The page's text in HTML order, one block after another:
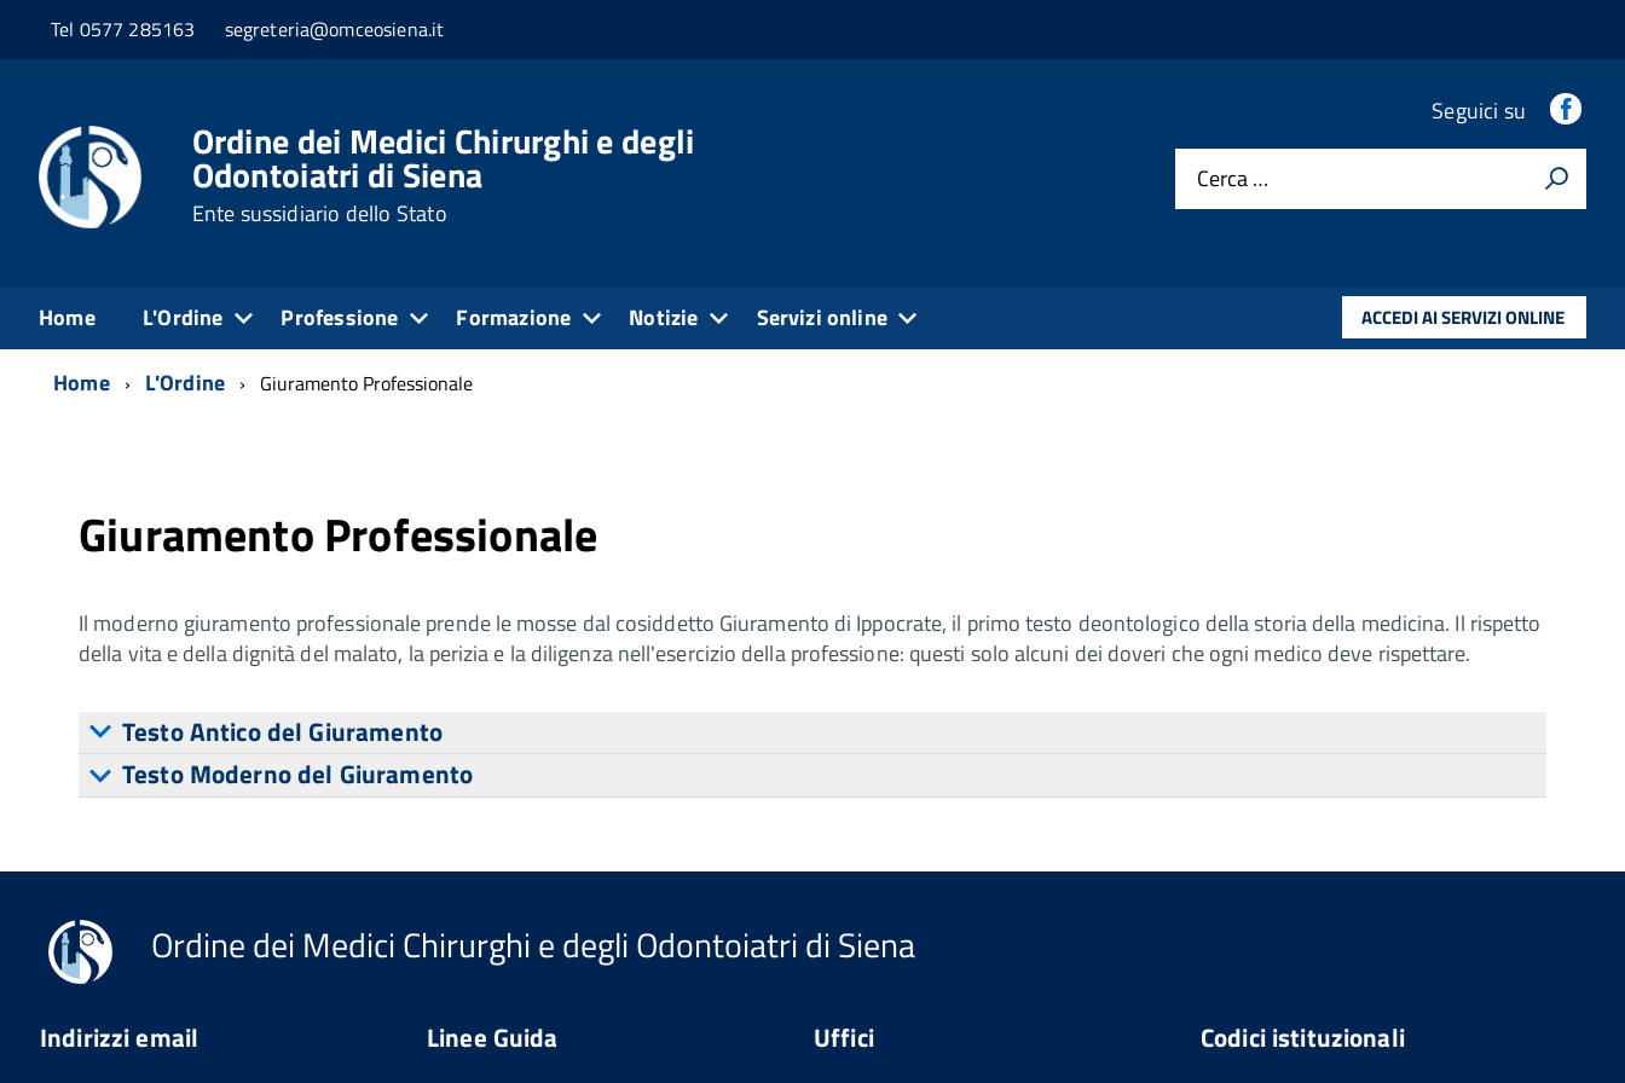
Tel 0577 285163 segreteria@omceosiena.it
Ordine dei Medici Chirurghi e degli
Odontoiatri di Siena
Ente sussidiario dello Stato
Seguici su
Cerca …
Home L'Ordine Professione Formazione Notizie Servizi online ACCEDI AI SERVIZI ONLINE
Home L'Ordine Giuramento Professionale
Giuramento Professionale
Il moderno giuramento professionale prende le mosse dal cosiddetto Giuramento di Ippocrate, il primo testo deontologico della storia della medicina. Il rispetto
della vita e della dignità del malato, la perizia e la diligenza nell'esercizio della professione: questi solo alcuni dei doveri che ogni medico deve rispettare.
Testo Antico del Giuramento
Testo Moderno del Giuramento
Ordine dei Medici Chirurghi e degli Odontoiatri di Siena
Indirizzi email Linee Guida Uffici Codici istituzionali